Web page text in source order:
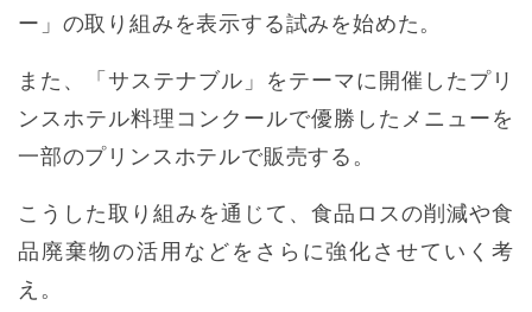
ー」の取り組みを表示する試みを始めた。
また、「サステナブル」をテーマに開催したプリ
ンスホテル料理コンクールで優勝したメニューを
一部のプリンスホテルで販売する。
こうした取り組みを通じて、食品ロスの削減や食
品廃棄物の活用などをさらに強化させていく考
え。